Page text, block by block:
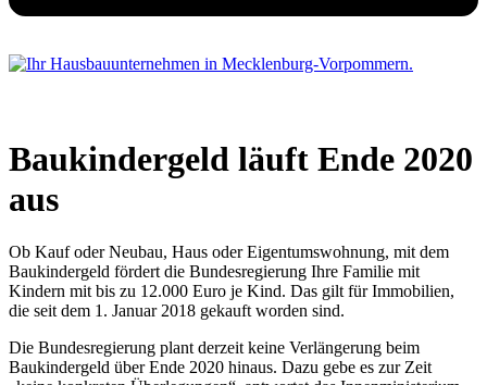
Baukindergeld läuft Ende 2020
aus
Ob Kauf oder Neubau, Haus oder Eigentumswohnung, mit dem
Baukindergeld fördert die Bundesregierung Ihre Familie mit
Kindern mit bis zu 12.000 Euro je Kind. Das gilt für Immobilien,
die seit dem 1. Januar 2018 gekauft worden sind.
Die Bundesregierung plant derzeit keine Verlängerung beim
Baukindergeld über Ende 2020 hinaus. Dazu gebe es zur Zeit